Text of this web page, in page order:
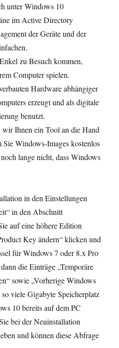
unter Windows 10
im Active Directory
der Geräte und der
zu Besuch kommen,
Computer spielen.
Hardware abhängiger
erzeugt und als digitale
benutzt.
Ihnen ein Tool an die Hand
Sie Windows-Images kostenlos
lange nicht, dass Windows
in den Einstellungen
in den Abschnitt
auf eine höhere Edition
Key ändern“ klicken und
für Windows 7 oder 8.x Pro
die Einträge „Temporäre
sowie „Vorherige Windows
viele Gigabyte Speicherplatz
10 bereits auf dem PC
bei der Neuinstallation
und können diese Abfrage